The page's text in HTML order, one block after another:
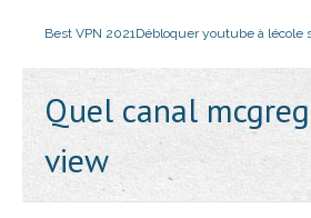
Best VPN 2021Débloquer youtube à lécole
Quel canal
view